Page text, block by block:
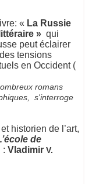
« La Russie
»qui
peut éclairer
tensions
en Occident (
romans
s'interroge
historien de l’art,
de
: Vladimir V.